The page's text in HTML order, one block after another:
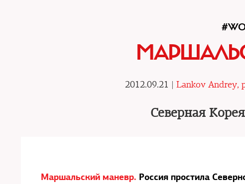
2012.09.21 | Lankov Andrey,
Северная
Маршальский маневр. Россия простила